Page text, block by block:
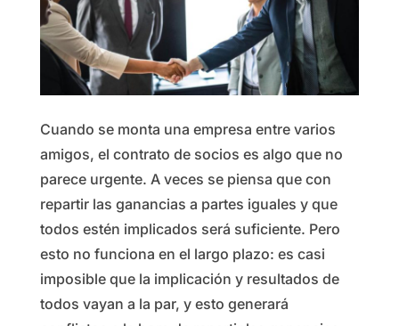
Cuando se monta una empresa entre varios
amigos, el contrato de socios es algo que no
parece urgente. A veces se piensa que con
repartir las ganancias a partes iguales y que
todos estén implicados será suficiente. Pero
esto no funciona en el largo plazo: es casi
imposible que la implicación y resultados de
todos vayan a la par, y esto generará